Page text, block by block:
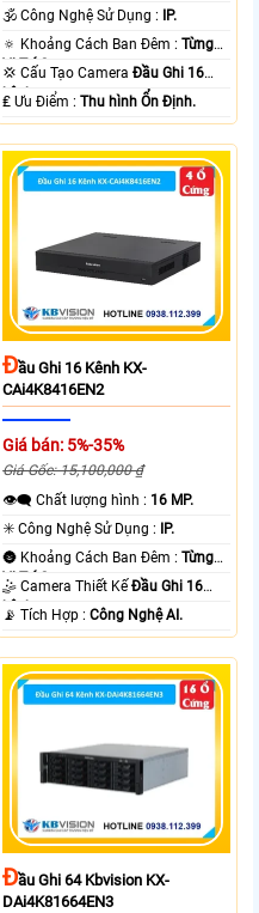
🕉️ Công Nghệ Sử Dụng :
IP.
🔅 Khoảng Cách Ban Đêm :Từng
Vị Trí Camera .
💢 Cấu Tạo CameraĐầu Ghi 16
kênh.
️₤ Ưu Điểm :Thu hình Ổn Định.
ĐẦu Ghi 16 Kênh KX-
CAi4K8416EN2
Giá bán: 5%-35%
Giá Gốc: 15,100,000 ₫
👁️‍🗨 Chất lượng hình : 16 MP.
✳️ Công Nghệ Sử Dụng : IP.
🌚 Khoảng Cách Ban Đêm :Từng
Vị Trí Camera .
🤹 Camera Thiết KếĐầu Ghi 16
kênh.
️📡 Tích Hợp :Công Nghệ AI.
ĐẦu Ghi 64 Kbvision KX-
DAi4K81664EN3